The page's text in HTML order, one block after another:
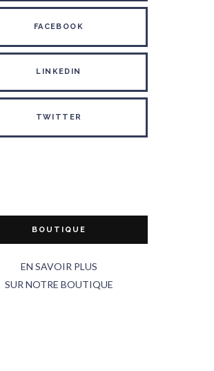
FACEBOOK
LINKEDIN
TWITTER
BOUTIQUE
EN SAVOIR PLUS
SUR NOTRE BOUTIQUE